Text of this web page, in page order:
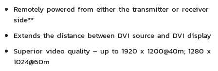
Remotely powered from either the transmitter or receiver
side**
Extends the distance between DVI source and DVI display
Superior video quality – up to 1920 x 1200@40m; 1280 x
1024@60m